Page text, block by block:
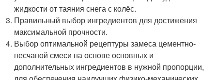
жидкости от таяния снега с колёс.
Правильный выбор ингредиентов для достижения
максимальной прочности.
Выбор оптимальной рецептуры замеса цементно-
песчаной смеси на основе основных и
дополнительных ингредиентов в нужной пропорции,